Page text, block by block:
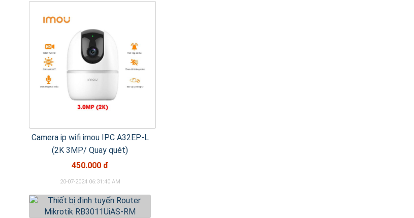
Camera ip wifi imou IPC A32EP-L
(2K 3MP/ Quay quét)
450.000 đ
20-07-2024 06:31:40 AM